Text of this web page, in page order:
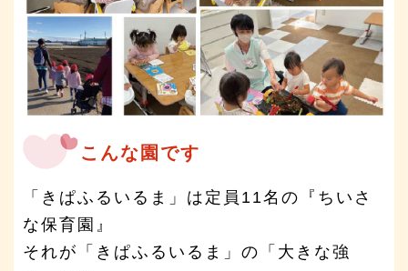
こんな園です
「きぱふるいるま」は定員11名の『ちいさ
な保育園』
それが「きぱふるいるま」の「大きな強